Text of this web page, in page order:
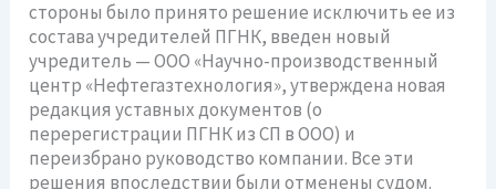
стороны было принято решение исключить ее из
состава учредителей ПГНК, введен новый
учредитель — ООО «Научно-производственный
центр «Нефтегазтехнология», утверждена новая
редакция уставных документов (о
перерегистрации ПГНК из СП в ООО) и
переизбрано руководство компании. Все эти
решения впоследствии были отменены судом.